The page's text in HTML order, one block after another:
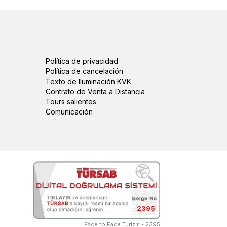
La parada en el antiguo teatro valió la
como se indicó.
en el Mercedes VIP entre miradores en la
larga, pero en general fue una forma muy
Política de privacidad
Política de cancelación
Texto de Iluminación KVK
Contrato de Venta a Distancia
Tours salientes
Comunicación
2395
Face to Face Turizm - 2395